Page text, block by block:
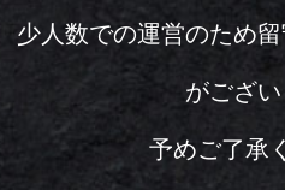
少人数での運営のため
がござい
予めご了承